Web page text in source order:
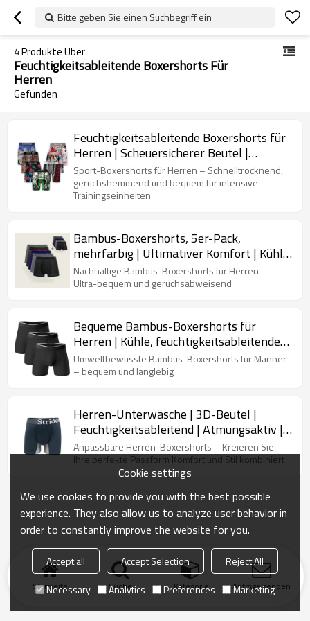
Bitte geben Sie einen Suchbegriff ein
4Produkte Über
Feuchtigkeitsableitende Boxershorts Für
Herren
Gefunden
Feuchtigkeitsableitende Boxershorts für
Herren | Scheuersicherer Beutel |
Leuchtende Farben für Herren-
Boxershorts
Sport-Boxershorts für Herren – Schnelltrocknend,
geruchshemmend und bequem für intensive
Trainingseinheiten
Bambus-Boxershorts, 5er-Pack,
mehrfarbig | Ultimativer Komfort | Kühle,
weiche Herren-Boxershorts aus
Netzstoff
Nachhaltige Bambus-Boxershorts für Herren –
Ultra-bequem und geruchsabweisend
Bequeme Bambus-Boxershorts für
Herren | Kühle, feuchtigkeitsableitende
Technologie | Sportunterwäsche
Umweltbewusste Bambus-Boxershorts für Männer
– bequem und langlebig
Herren-Unterwäsche | 3D-Beutel |
Feuchtigkeitsableitend | Atmungsaktiv |
Kein Hochrutschen
Anpassbare Herren-Boxershorts – Kreieren Sie
Ihre perfekte Passform Komfort und Stil kombiniert
Startseite Suche Kategorie Anfrage senden
Cookie settings
We use cookies to provide you with the best possible
experience. They also allow us to analyze user behavior in
order to constantly improve the website for you.
Accept all Accept Selection
Reject All
Necessary
Analytics Preferences Marketing